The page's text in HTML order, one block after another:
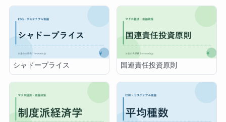
シャドープライス 国連責任投資原則